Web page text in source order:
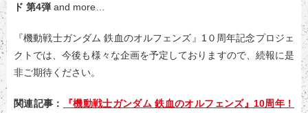
ド 第4弾 and more…
『機動戦士ガンダム 鉄血のオルフェンズ』1０周年記念プロジェ
クトでは、今後も様々な企画を予定しておりますので、続報に是
非ご期待ください。
関連記事：
『機動戦士ガンダム 鉄血のオルフェンズ』10周年！